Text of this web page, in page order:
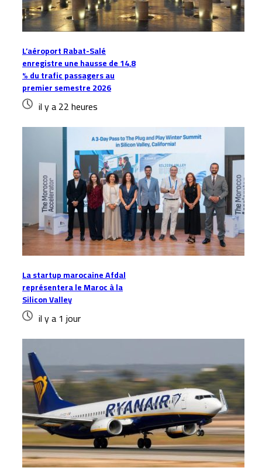
L’aéroport Rabat-Salé
enregistre une hausse de 14,8
% du trafic passagers au
premier semestre 2026
il y a 22 heures
La startup marocaine Afdal
représentera le Maroc à la
Silicon Valley
il y a 1 jour